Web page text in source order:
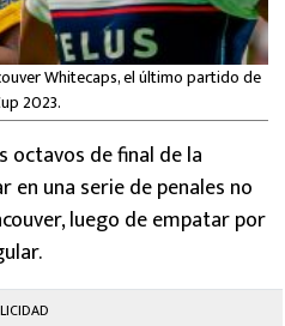
Whitecaps, el último partido de
2023.
octavos de final de la
una serie de penales no
luego de empatar por